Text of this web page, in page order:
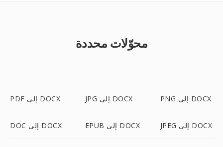
محوّلات محددة
PDF إلى DOCX JPG إلى DOCX PNG إلى DOCX
DOC إلى DOCX EPUB إلى DOCX JPEG إلى DOCX